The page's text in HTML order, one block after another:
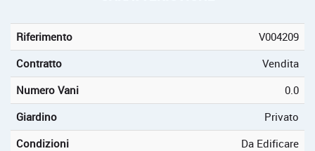
Riferimento
V004209
Contratto
Vendita
Numero Vani
0.0
Giardino
Privato
Condizioni
Da Edificare